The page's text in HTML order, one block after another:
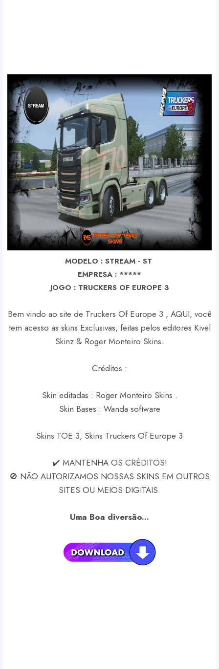
MODELO : STREAM - ST
EMPRESA : *****
JOGO : TRUCKERS OF EUROPE 3
Bem vindo ao site de Truckers Of Europe 3 , AQUI, você
tem acesso as skins Exclusivas, feitas pelos editores Kivel
Skinz & Roger Monteiro Skins.
Créditos :
Skin editadas : Roger Monteiro Skins .
Skin Bases : Wanda software
Skins TOE 3, Skins Truckers Of Europe 3
✔️ MANTENHA OS CRÉDITOS!
🚫 NÃO AUTORIZAMOS NOSSAS SKINS EM OUTROS
SITES OU MEIOS DIGITAIS.
Uma Boa diversão...